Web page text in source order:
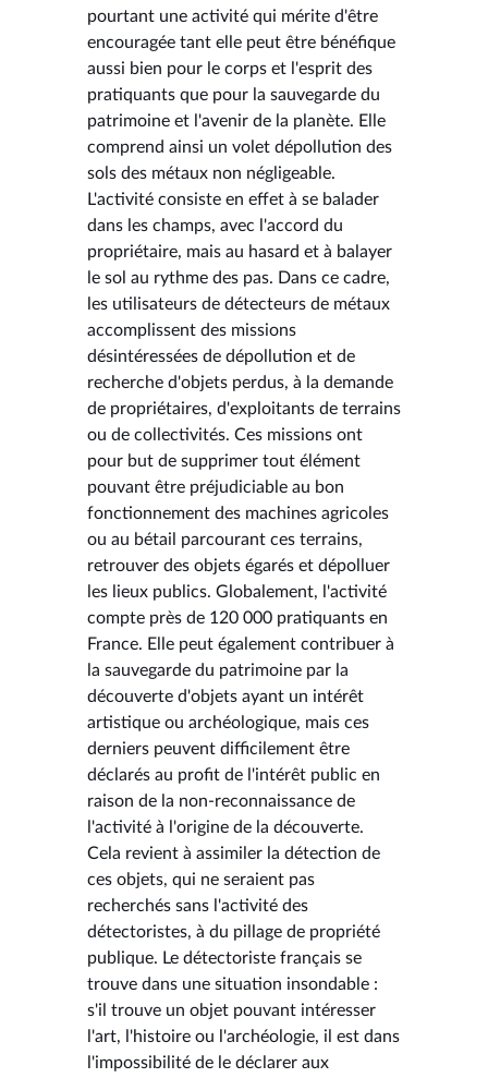
pourtant une activité qui mérite d'être
encouragée tant elle peut être bénéfique
aussi bien pour le corps et l'esprit des
pratiquants que pour la sauvegarde du
patrimoine et l'avenir de la planète. Elle
comprend ainsi un volet dépollution des
sols des métaux non négligeable.
L'activité consiste en effet à se balader
dans les champs, avec l'accord du
propriétaire, mais au hasard et à balayer
le sol au rythme des pas. Dans ce cadre,
les utilisateurs de détecteurs de métaux
accomplissent des missions
désintéressées de dépollution et de
recherche d'objets perdus, à la demande
de propriétaires, d'exploitants de terrains
ou de collectivités. Ces missions ont
pour but de supprimer tout élément
pouvant être préjudiciable au bon
fonctionnement des machines agricoles
ou au bétail parcourant ces terrains,
retrouver des objets égarés et dépolluer
les lieux publics. Globalement, l'activité
compte près de 120 000 pratiquants en
France. Elle peut également contribuer à
la sauvegarde du patrimoine par la
découverte d'objets ayant un intérêt
artistique ou archéologique, mais ces
derniers peuvent difficilement être
déclarés au profit de l'intérêt public en
raison de la non-reconnaissance de
l'activité à l'origine de la découverte.
Cela revient à assimiler la détection de
ces objets, qui ne seraient pas
recherchés sans l'activité des
détectoristes, à du pillage de propriété
publique. Le détectoriste français se
trouve dans une situation insondable :
s'il trouve un objet pouvant intéresser
l'art, l'histoire ou l'archéologie, il est dans
l'impossibilité de le déclarer aux